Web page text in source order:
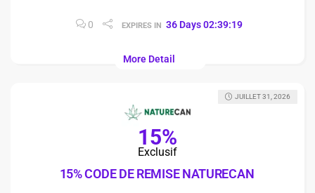
0 EXPIRES IN 36 Days02:39:18
More Detail
15%
Exclusif
15% CODE DE REMISE NATURECAN
JUILLET 31, 2026